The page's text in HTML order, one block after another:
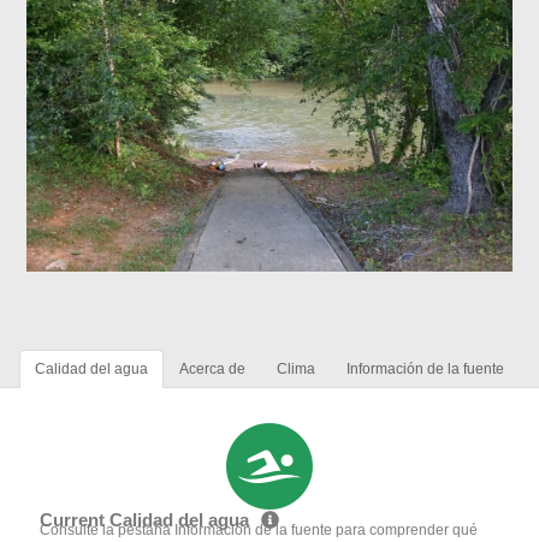
Calidad del agua Acerca de Clima Información de la fuente
Current Calidad del agua
Consulte la pestaña Información de la fuente para comprender qué